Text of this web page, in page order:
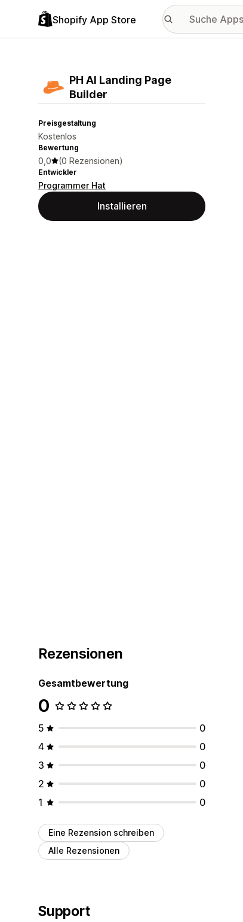
Shopify App Store
PH AI Landing Page
Builder
Preisgestaltung
Kostenlos
Bewertung
0,0 (0 Rezensionen)
Entwickler
Programmer Hat
Installieren
Rezensionen
Gesamtbewertung
0
5
0
4
0
3
0
2
0
1
0
Eine Rezension schreiben
Alle Rezensionen
Support